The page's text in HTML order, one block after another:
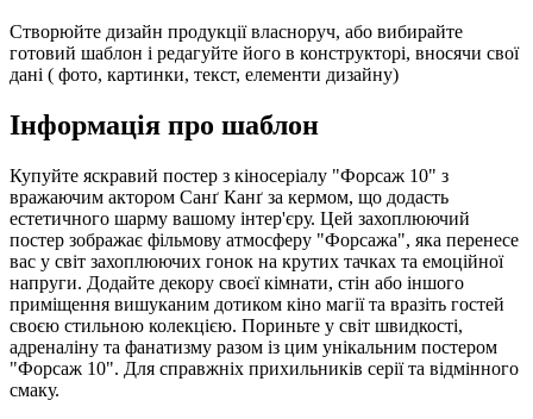
Створюйте дизайн продукції власноруч, або вибирайте
готовий шаблон і редагуйте його в конструкторі, вносячи свої
дані ( фото, картинки, текст, елементи дизайну)
Інформація про шаблон
Купуйте яскравий постер з кіносеріалу "Форсаж 10" з
вражаючим актором Санґ Канґ за кермом, що додасть
естетичного шарму вашому інтер'єру. Цей захоплюючий
постер зображає фільмову атмосферу "Форсажа", яка перенесе
вас у світ захоплюючих гонок на крутих тачках та емоційної
напруги. Додайте декору своєї кімнати, стін або іншого
приміщення вишуканим дотиком кіно магії та вразіть гостей
своєю стильною колекцією. Пориньте у світ швидкості,
адреналіну та фанатизму разом із цим унікальним постером
"Форсаж 10". Для справжніх прихильників серії та відмінного
смаку.